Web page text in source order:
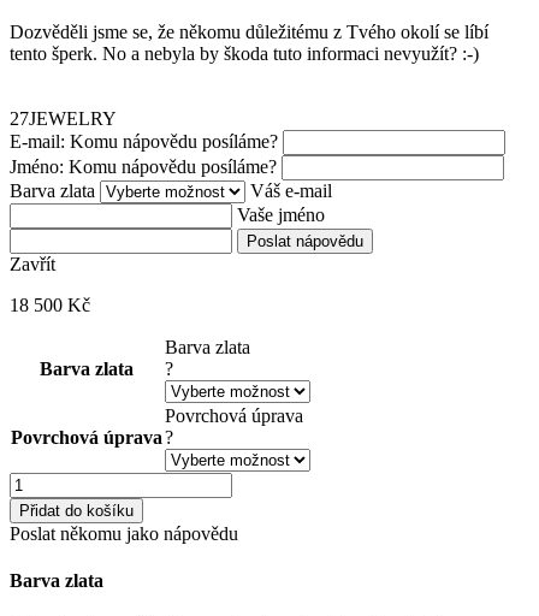
Dozvěděli jsme se, že někomu důležitému z Tvého okolí se líbí
tento šperk. No a nebyla by škoda tuto informaci nevyužít? :-)
27JEWELRY
E-mail: Komu nápovědu posíláme?
Jméno: Komu nápovědu posíláme?
Barva zlata
Váš e-mail
Vaše jméno
Poslat nápovědu
Zavřít
18 500 Kč
Barva zlata
Barva zlata
?
Povrchová úprava
Povrchová úprava
?
Moonstone
Cluster
Delicate
náramek
Přidat do košíku
Poslat někomu jako nápovědu
Barva zlata